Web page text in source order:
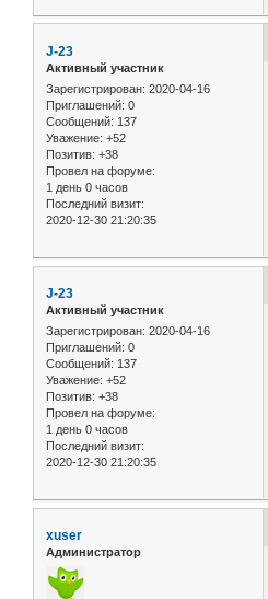
J-23
Активный участник
Зарегистрирован: 2020-04-16
Приглашений: 0
Сообщений: 137
Уважение: +52
Позитив: +38
Провел на форуме:
1 день 0 часов
Последний визит:
2020-12-30 21:20:35
J-23
Активный участник
Зарегистрирован: 2020-04-16
Приглашений: 0
Сообщений: 137
Уважение: +52
Позитив: +38
Провел на форуме:
1 день 0 часов
Последний визит:
2020-12-30 21:20:35
xuser
Администратор